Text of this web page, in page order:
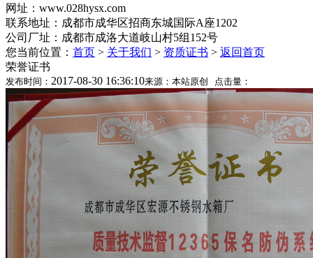
网址：www.028hysx.com
联系地址：成都市成华区招商东城国际A座1202
公司厂址：成都市成洛大道岐山村5组152号
您当前位置： 首页 > 关于我们 > 资质证书 > 返回首页
荣誉证书
发布时间： 2017-08-30 16:36:10来源：本站原创 点击量：